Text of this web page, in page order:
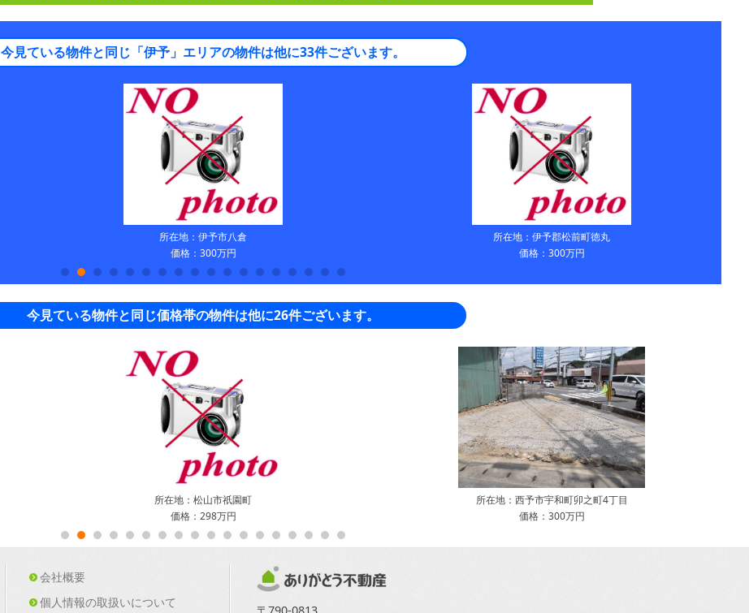
今見ている物件と同じ「伊予」エリアの物件は他に33件ございます。
所在地：伊予市八倉
価格：300万円
所在地：伊予郡松前町徳丸
価格：300万円
今見ている物件と同じ価格帯の物件は他に26件ございます。
所在地：松山市祇園町
価格：298万円
所在地：西予市宇和町卯之町4丁目
価格：300万円
会社概要
個人情報の取扱いについて